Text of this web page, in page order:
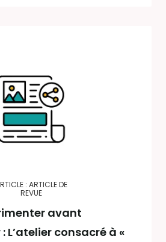
: ARTICLE DE
REVUE
avant
L’atelier consacré à «